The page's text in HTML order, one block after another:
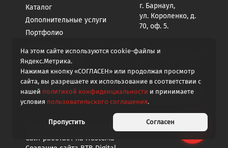
Каталог
Дополнительные услуги
Портфолио
Пользовательское
соглашение
Политика
конфиденциальности
г. Барнаул,
ул. Короленко, д.
70, оф. 5.
afgo2012@yandex.ru
+7 913 267-96-99
Написать в MAX
© 2008-2026
Железный мастер
Сайт работает на HostCMS
На этом сайте используются cookie-файлы и
Яндекс.Метрика.
Нажимая кнопку «СОГЛАСЕН» или продолжая просмотр
сайта, вы разрешаете их использование в соответствии с
нашей политикой конфиденциальности и принимаете
условия пользовательского соглашения.
Пропустить Согласен